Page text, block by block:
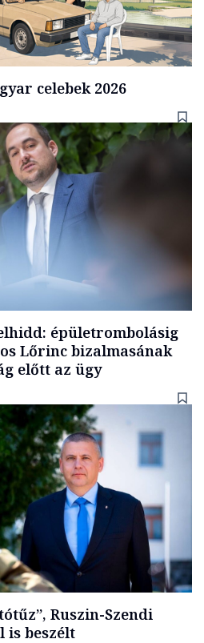
celebek 2026
épületrombolásig
Lőrinc bizalmasának
előtt az ügy
Ruszin-Szendi
is beszélt